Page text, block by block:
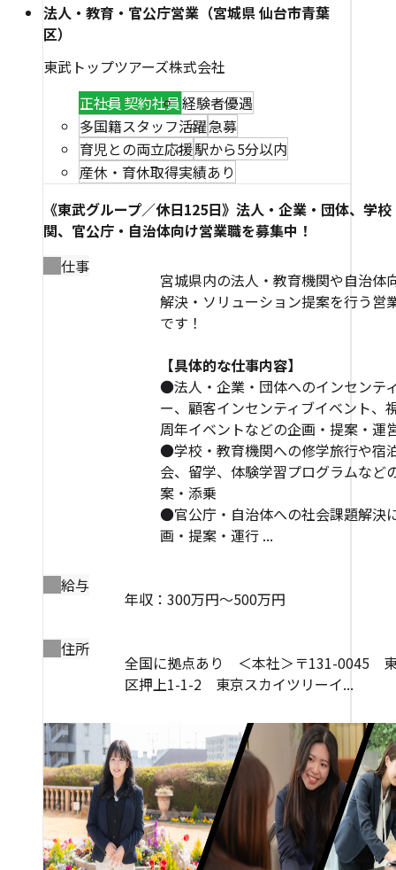
法人・教育・官公庁営業（宮城県 仙台市青葉
区）
東武トップツアーズ株式会社
正社員 契約社員経験者優遇
多国籍スタッフ活躍急募
育児との両立応援駅から5分以内
産休・育休取得実績あり
《東武グループ／休日125日》法人・企業・団体、学
関、官公庁・自治体向け営業職を募集中！
仕事
宮城県内の法人・教育機関や自治体
解決・ソリューション提案を行う営
です！
【具体的な仕事内容】
●法人・企業・団体へのインセンテ
ー、顧客インセンティブイベント、
周年イベントなどの企画・提案・運
●学校・教育機関への修学旅行や宿
会、留学、体験学習プログラムなど
案・添乗
●官公庁・自治体への社会課題解決
画・提案・運行 ...
給与
年収：300万円～500万円
住所
全国に拠点あり ＜本社＞〒131-0045
区押上1-1-2 東京スカイツリーイ...